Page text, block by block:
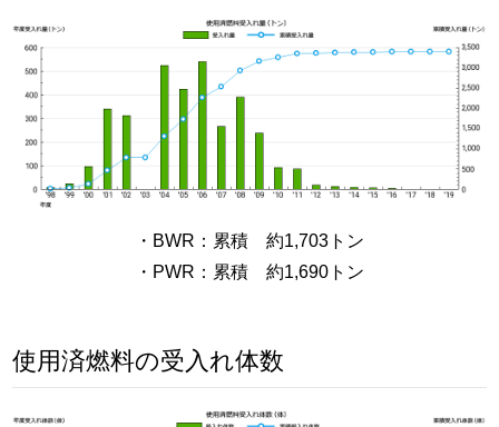
・BWR：累積 約1,703トン
・PWR：累積 約1,690トン
使用済燃料の受入れ体数